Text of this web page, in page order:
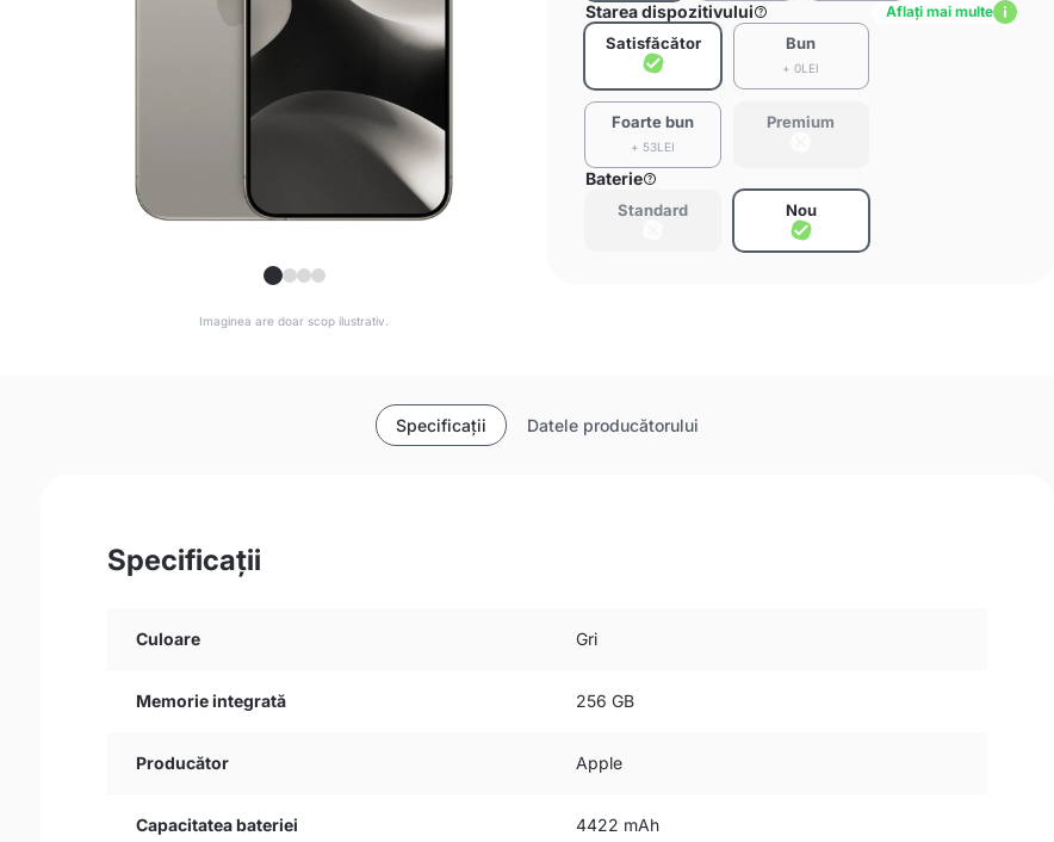
Imaginea are doar scop ilustrativ.
Starea dispozitivului Aflați mai multe
Satisfăcător Bun
+ 0LEI
Foarte bun
+ 53LEI
Premium
Baterie
Standard Nou
Specificații Datele producătorului
Specificații
Culoare Gri
Memorie integrată 256 GB
Producător Apple
Capacitatea bateriei 4422 mAh